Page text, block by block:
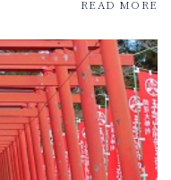
READ MORE